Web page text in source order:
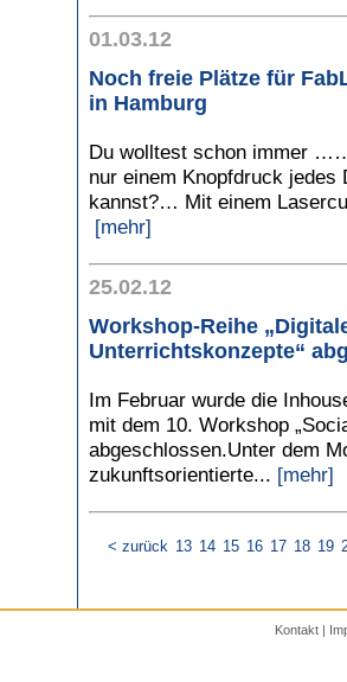
01.03.12
Noch freie Plätze für
in Hamburg
Du wolltest schon immer
nur einem Knopfdruck
kannst?… Mit einem
[mehr]
25.02.12
Workshop-Reihe
Unterrichtskonzepte“
Im Februar wurde die
mit dem 10. Workshop
abgeschlossen.Unter dem
zukunftsorientierte... [mehr]
< zurück 13 14 15 16 17 18 19
Kontakt |